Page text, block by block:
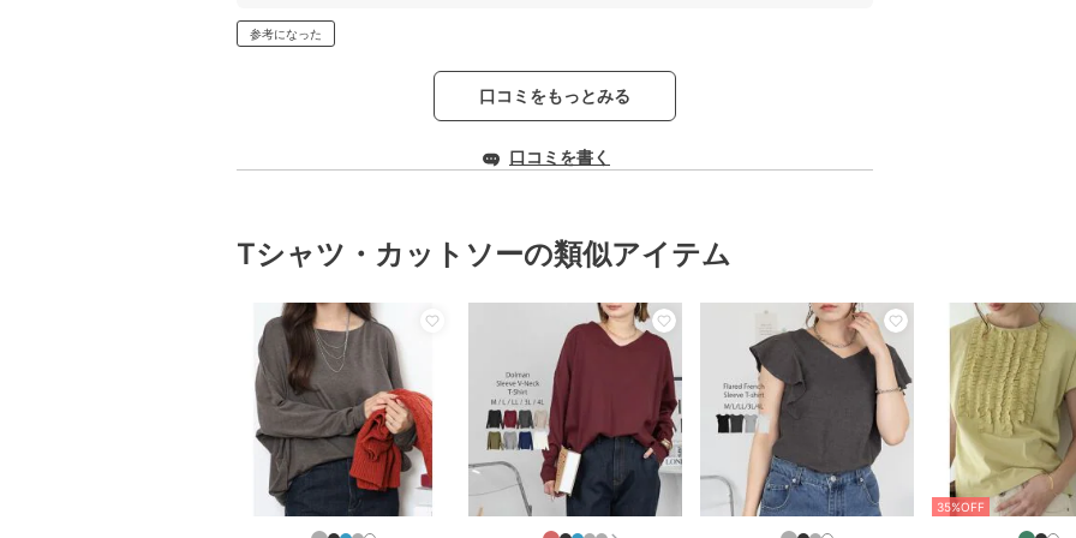
参考になった
口コミをもっとみる
口コミを書く
Tシャツ・カットソーの類似アイテム
35%OFF